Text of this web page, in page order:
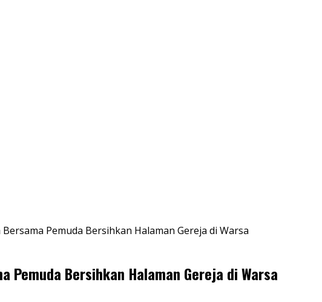
Pemuda Bersihkan Halaman Gereja di Warsa
Pemuda Bersihkan Halaman Gereja di Warsa